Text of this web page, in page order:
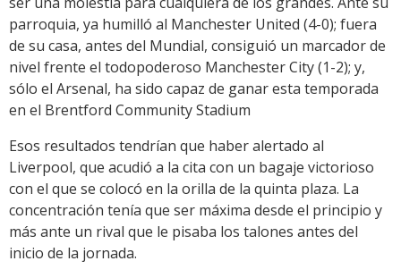
parroquia, ya humilló al Manchester United (4-0); fuera
de su casa, antes del Mundial, consiguió un marcador de
nivel frente el todopoderoso Manchester City (1-2); y,
sólo el Arsenal, ha sido capaz de ganar esta temporada
en el Brentford Community Stadium
Esos resultados tendrían que haber alertado al
Liverpool, que acudió a la cita con un bagaje victorioso
con el que se colocó en la orilla de la quinta plaza. La
concentración tenía que ser máxima desde el principio y
más ante un rival que le pisaba los talones antes del
inicio de la jornada.